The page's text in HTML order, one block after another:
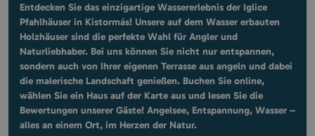
Entdecken Sie das einzigartige Wassererlebnis der Iglice
Pfahlhäuser in Kistormás! Unsere auf dem Wasser erbauten
Holzhäuser sind die perfekte Wahl für Angler und
Naturliebhaber. Bei uns können Sie nicht nur entspannen,
sondern auch von Ihrer eigenen Terrasse aus angeln und dabei
die malerische Landschaft genießen. Buchen Sie online,
wählen Sie ein Haus auf der Karte aus und lesen Sie die
Bewertungen unserer Gäste! Angelsee, Entspannung, Wasser –
alles an einem Ort, im Herzen der Natur.